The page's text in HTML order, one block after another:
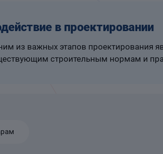
в проектировании
из важных этапов проектирования
строительным нормам и